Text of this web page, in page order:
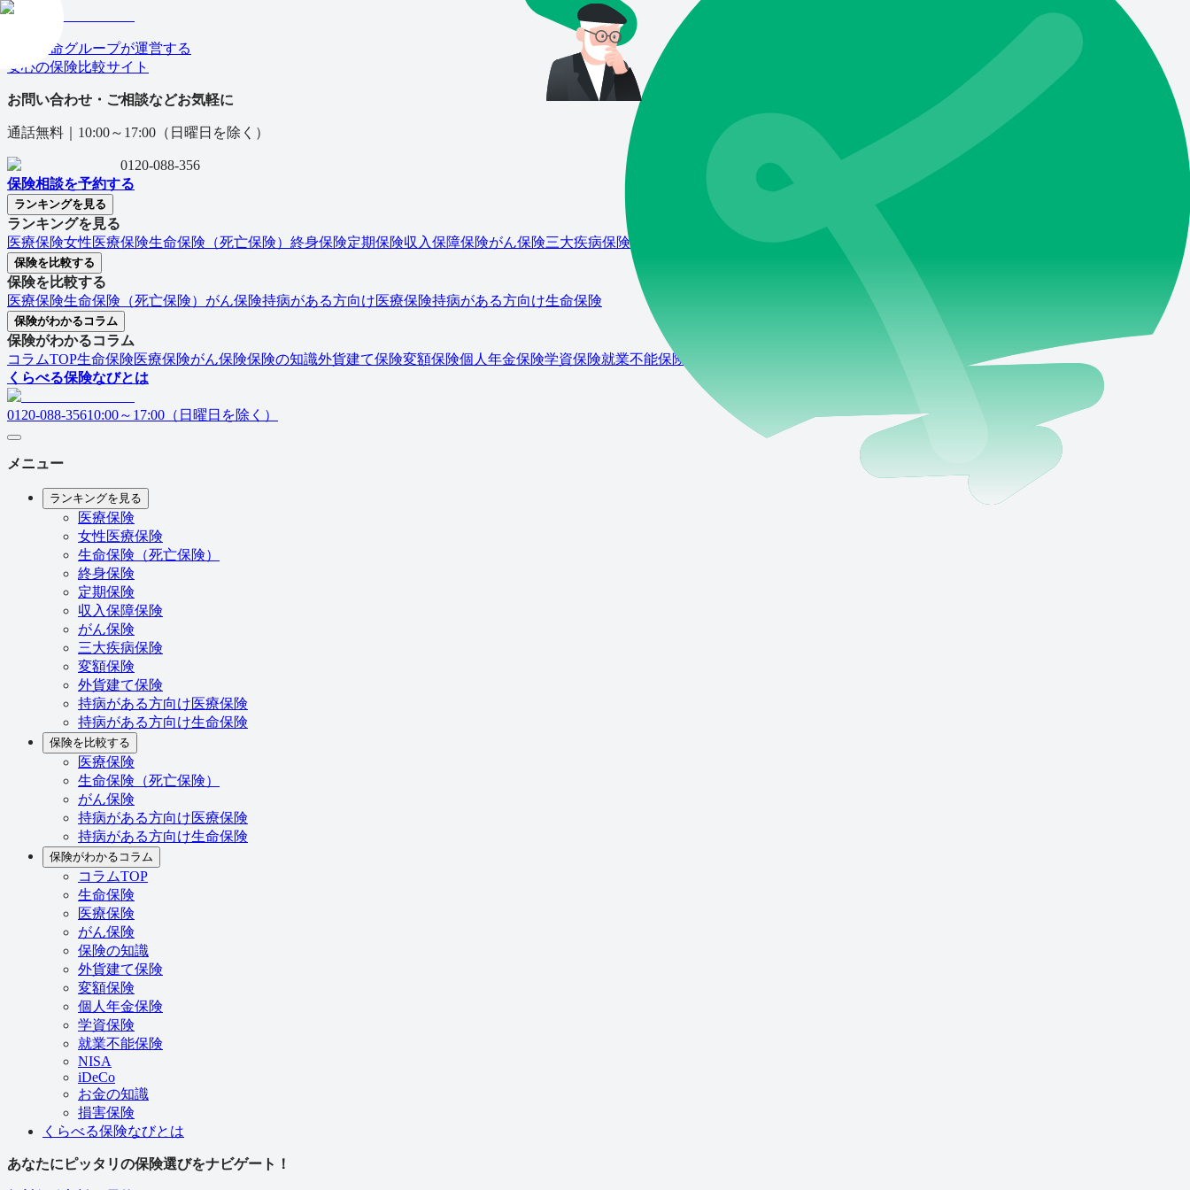
日本生命グループが運営する
安心の保険⽐較サイト
お問い合わせ・ご相談などお気軽に
通話無料｜ 10:00～17:00（日曜日を除く）
0120-088-356
保険相談を予約する
ランキングを見る
ランキングを見る
医療保険女性医療保険生命保険（死亡保険） 終身保険定期保険収入保障保険がん保険三大疾病保険 外貨建て保険持病がある方向け医療保険
保険を比較する
保険を比較する
医療保険生命保険（死亡保険） がん保険持病がある方向け医療保険持病がある方向け生命保険
保険がわかるコラム
保険がわかるコラム
コラムTOP生命保険医療保険がん保険保険の知識外貨建て保険変額保険個人年金保険学資保険就業不能保険
くらべる保険なびとは
0120-088-35610:00～17:00（日曜日を除く）
メニュー
ランキングを見る
医療保険
女性医療保険
生命保険（死亡保険）
終身保険
定期保険
収入保障保険
がん保険
三大疾病保険
変額保険
外貨建て保険
持病がある方向け医療保険
持病がある方向け生命保険
保険を比較する
医療保険
生命保険（死亡保険）
がん保険
持病がある方向け医療保険
持病がある方向け生命保険
保険がわかるコラム
コラムTOP
生命保険
医療保険
がん保険
保険の知識
外貨建て保険
変額保険
個人年金保険
学資保険
就業不能保険
NISA
iDeCo
お金の知識
損害保険
くらべる保険なびとは
あなたにピッタリの保険選びをナビゲート！